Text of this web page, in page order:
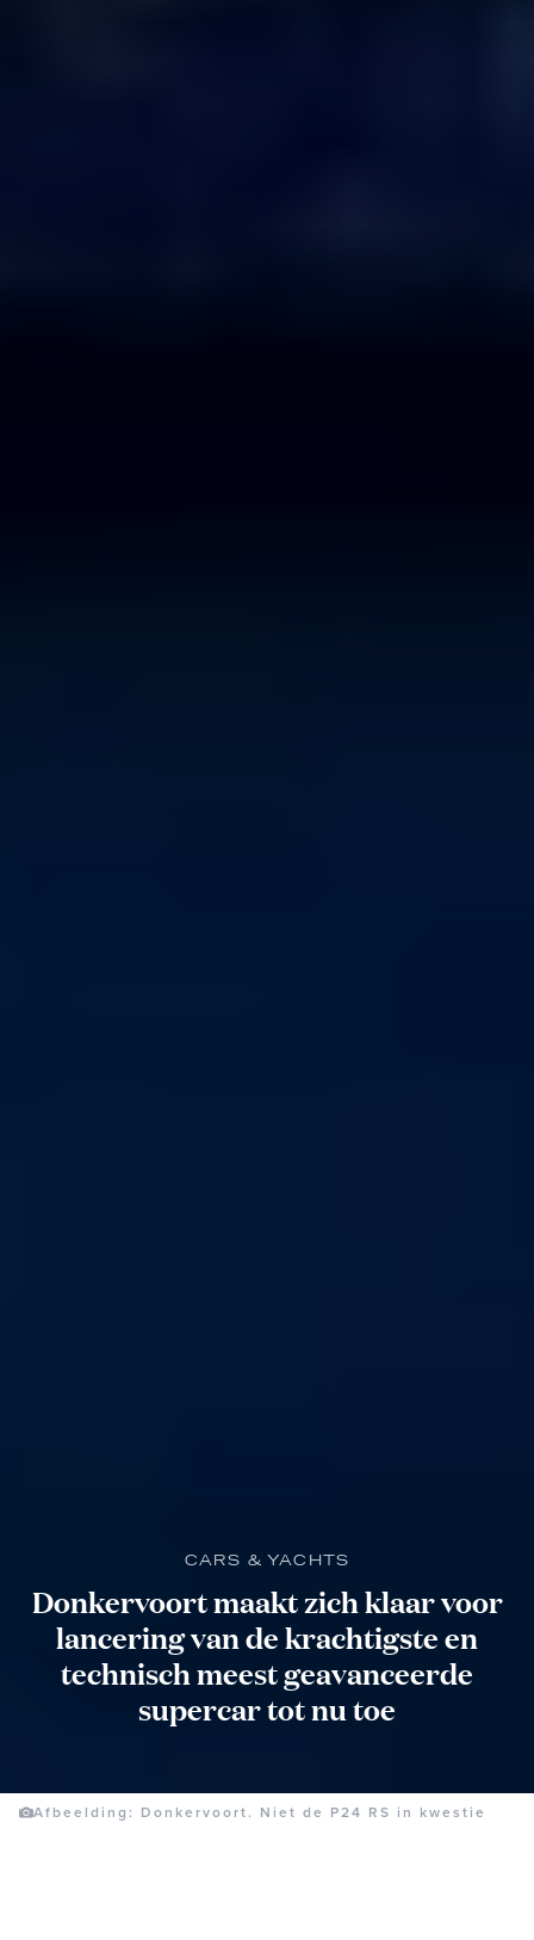
CARS & YACHTS
Donkervoort maakt zich klaar voor
lancering van de krachtigste en
technisch meest geavanceerde
supercar tot nu toe
Afbeelding: Donkervoort. Niet de P24 RS in kwestie